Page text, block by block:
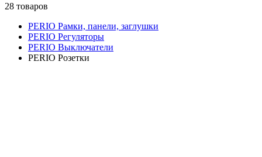
28 товаров
PERIO Рамки, панели, заглушки
PERIO Регуляторы
PERIO Выключатели
PERIO Розетки